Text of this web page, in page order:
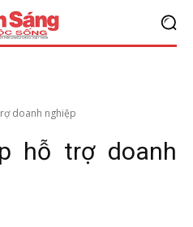
doanh nghiệp
hỗ trợ doanh